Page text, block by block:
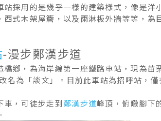
站採用的是幾乎一樣的建築樣式，像是
西式木架屋簷，以及雨淋板外牆等等，
-漫步鄭漢步道
橋鄉，為海岸線第一座鐵路車站，現為
名為「談文」。目前此車站為招呼站，
車，可徒步走到鄭漢步道峰頂，俯瞰腳下